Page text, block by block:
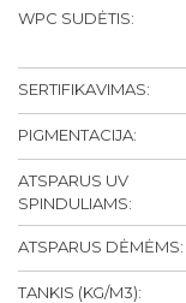
WPC SUDĖTIS:
SERTIFIKAVIMAS:
PIGMENTACIJA:
ATSPARUS UV
SPINDULIAMS:
ATSPARUS DĖMĖMS:
TANKIS (KG/M3):